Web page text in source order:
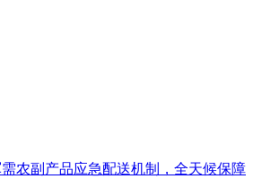
农副产品应急配送机制，全天候保障